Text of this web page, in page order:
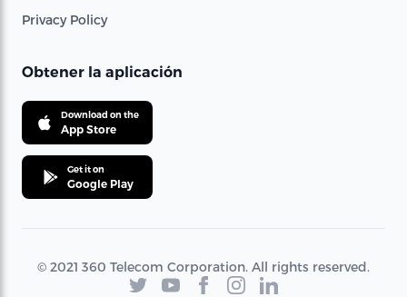
Privacy Policy
Obtener la aplicación
Download on the
App Store
Get it on
Google Play
© 2021 360 Telecom Corporation. All rights reserved.